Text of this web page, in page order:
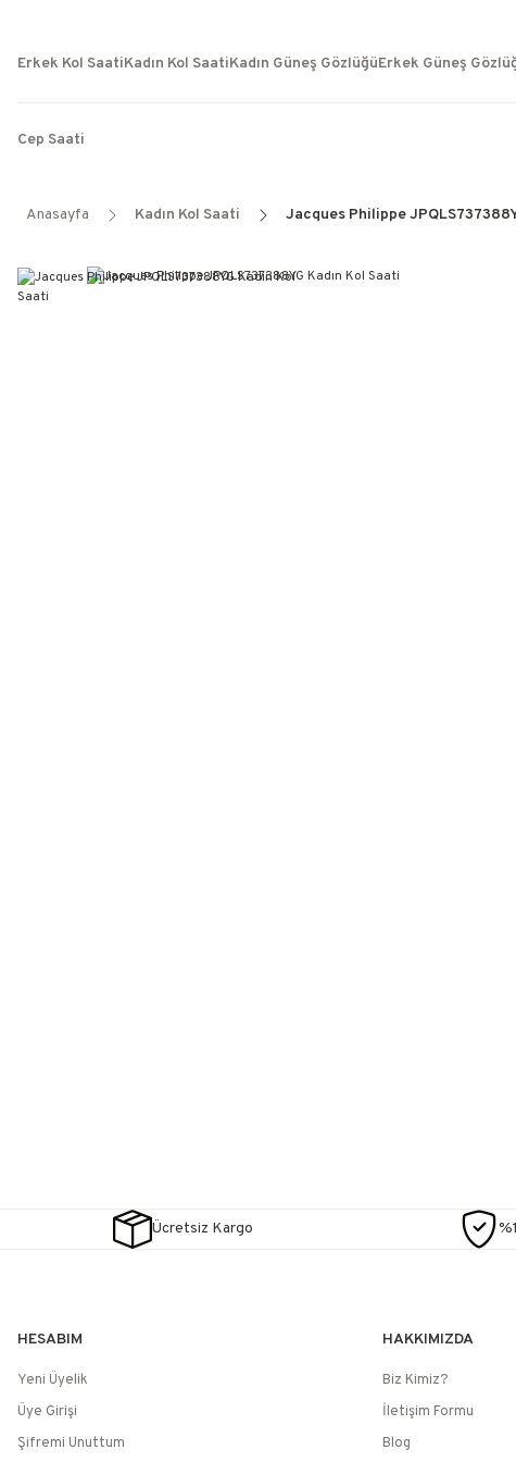
Erkek Kol SaatiKadın Kol SaatiKadın Güneş GözlüğüErkek Güneş
Cep Saati
Anasayfa Kadın Kol Saati Jacques Philippe
Ücretsiz Kargo
HESABIM
Yeni Üyelik
Üye Girişi
Şifremi Unuttum
HAKKIMIZDA
Biz Kimiz?
İletişim Formu
Blog